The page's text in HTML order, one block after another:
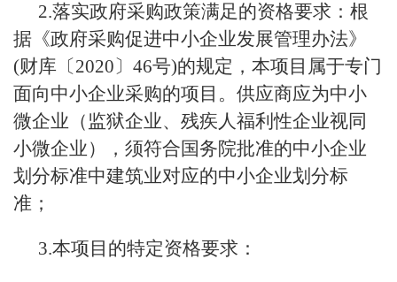
2.落实政府采购政策满足的资格要求：根
据《政府采购促进中小企业发展管理办法》
(财库〔2020〕46号)的规定，本项目属于专门
面向中小企业采购的项目。供应商应为中小
微企业（监狱企业、残疾人福利性企业视同
小微企业），须符合国务院批准的中小企业
划分标准中建筑业对应的中小企业划分标
准；
3.本项目的特定资格要求：